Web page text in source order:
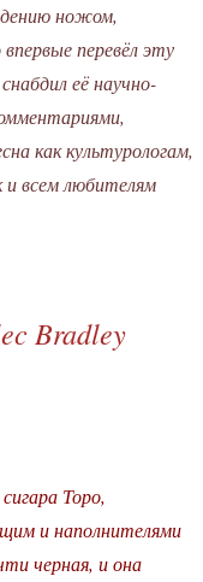
ножом,
перевёл эту
её научно-
как культурологам,
всем любителям
Bradley
Торо,
и наполнителями
черная, и она